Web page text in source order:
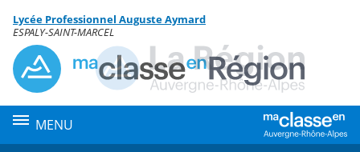
Menu de la rubrique
Contenu
Lycée Professionnel Auguste Aymard
ESPALY-SAINT-MARCEL
MENU